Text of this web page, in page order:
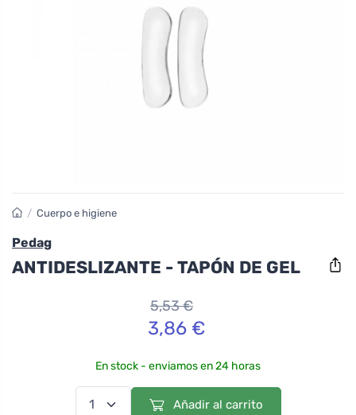
/ Cuerpo e higiene
Pedag
ANTIDESLIZANTE - TAPÓN DE GEL
5,53 €
3,86 €
En stock - enviamos en 24 horas
Añadir al carrito